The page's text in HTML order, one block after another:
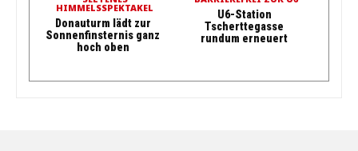
HIMMELSSPEKTAKEL
Donauturm lädt zur
Sonnenfinsternis ganz
hoch oben
U6-Station
Tscherttegasse
rundum erneuert